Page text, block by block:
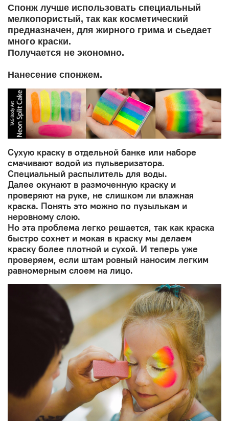
Спонж лучше использовать специальный
мелкопористый, так как косметический
предназначен, для жирного грима и сьедает
много краски.
Получается не экономно.
Нанесение спонжем.
Сухую краску в отдельной банке или наборе
смачивают водой из пульверизатора.
Специальный распылитель для воды.
Далее окунают в размоченную краску и
проверяют на руке, не слишком ли влажная
краска. Понять это можно по пузылькам и
неровному слою.
Но эта проблема легко решается, так как краска
быстро сохнет и мокая в краску мы делаем
краску более плотной и сухой. И теперь уже
проверяем, если штам ровный наносим легким
равномерным слоем на лицо.